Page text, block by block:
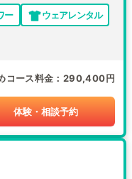
ー
ウェアレンタル
コース料金 290,400円
体験・相談予約